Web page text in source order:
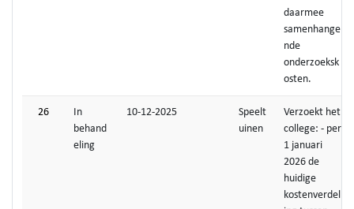
daarmee
samenhange
nde
onderzoeksk
osten.
26
In
behand
eling
10-12-2025
Speelt
uinen
Verzoekt het
college: - per
1 januari
2026 de
huidige
kostenverdel